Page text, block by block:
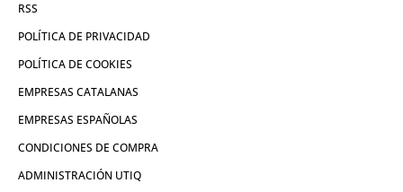
RSS
POLÍTICA DE PRIVACIDAD
POLÍTICA DE COOKIES
EMPRESAS CATALANAS
EMPRESAS ESPAÑOLAS
CONDICIONES DE COMPRA
ADMINISTRACIÓN UTIQ